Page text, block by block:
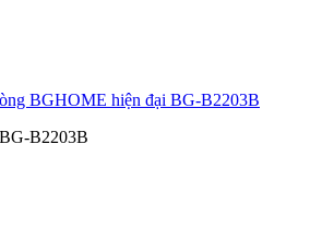
BGHOME hiện đại BG-B2203B
B2203B